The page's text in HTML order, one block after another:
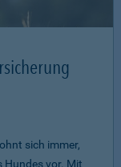
sich immer,
Hundes vor. Mit